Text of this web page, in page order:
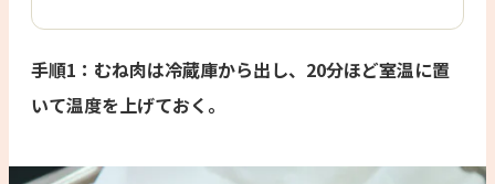
手順1：むね肉は冷蔵庫から出し、20分ほど室温に置
いて温度を上げておく。